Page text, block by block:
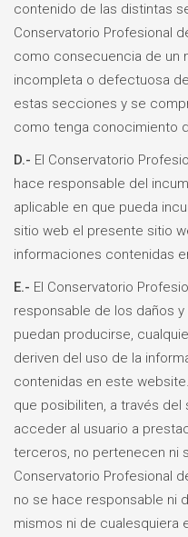
contenido de las distintas
Conservatorio Profesional
como consecuencia de un
incompleta o defectuosa
estas secciones y se
como tenga conocimiento
D.- El Conservatorio
hace responsable del
aplicable en que pueda
sitio web el presente sitio
informaciones contenidas
E.- El Conservatorio
responsable de los daños
puedan producirse,
deriven del uso de la
contenidas en este
que posibiliten, a través
acceder al usuario a
terceros, no pertenecen ni
Conservatorio Profesional
no se hace responsable ni
mismos ni de cualesquiera